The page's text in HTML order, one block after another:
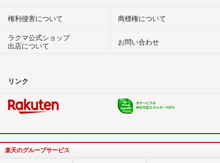
権利侵害について
商標権について
ラクマ公式ショップ
出店について
お問い合わせ
リンク
楽天のグループサービス